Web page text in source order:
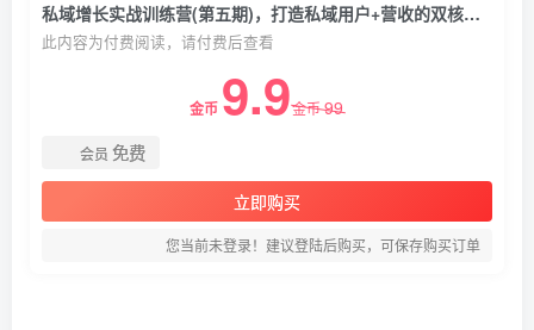
私域增长实战训练营(第五期)，打造私域用户+营收的双核增长引擎
此内容为付费阅读，请付费后查看
金币 9.9金币99
会员 免费
立即购买
您当前未登录！建议登陆后购买，可保存购买订单